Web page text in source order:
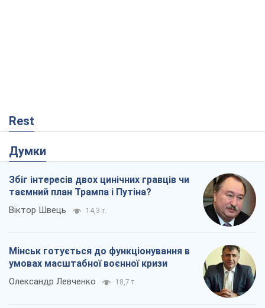
Rest
Думки
Збіг інтересів двох цинічних гравців чи
таємний план Трампа і Путіна?
Віктор Швець 14,3 т.
Мінськ готується до функціонування в
умовах масштабної воєнної кризи
Олександр Левченко 18,7 т.